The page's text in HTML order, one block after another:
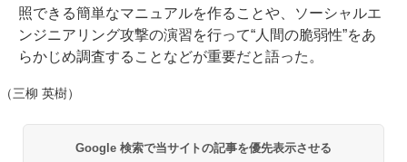
照できる簡単なマニュアルを作ることや、ソーシャルエ
ンジニアリング攻撃の演習を行って“人間の脆弱性”をあ
らかじめ調査することなどが重要だと語った。
（三柳 英樹）
Google 検索で当サイトの記事を優先表示させる